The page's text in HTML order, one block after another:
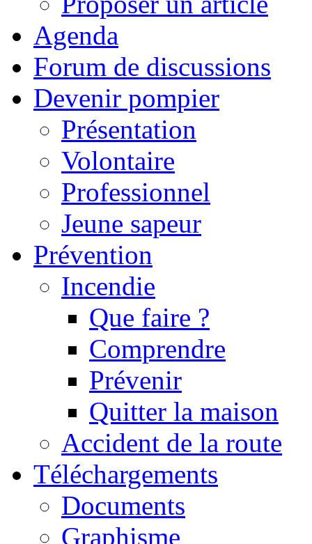
Agenda
Forum de discussions
Devenir pompier
Présentation
Volontaire
Professionnel
Jeune sapeur
Prévention
Incendie
Que faire ?
Comprendre
Prévenir
Quitter la maison
Accident de la route
Téléchargements
Documents
Graphisme